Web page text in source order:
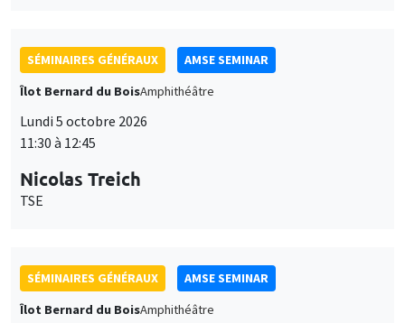
SÉMINAIRES GÉNÉRAUX
AMSE SEMINAR
Îlot Bernard du BoisAmphithéâtre
Lundi 5 octobre 2026
11:30 à 12:45
Nicolas Treich
TSE
SÉMINAIRES GÉNÉRAUX
AMSE SEMINAR
Îlot Bernard du BoisAmphithéâtre